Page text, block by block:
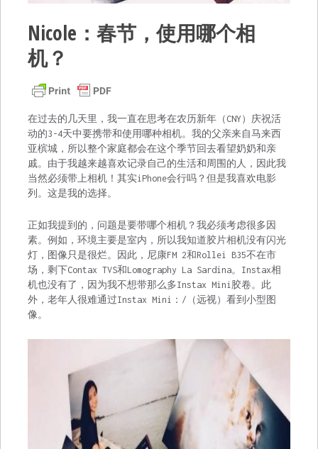
Nicole：春节，使用哪个相
机？
在过去的几天里，我一直在思考在农历新年（CNY）庆祝活
动的3-4天中要携带和使用哪种相机。我的父亲来自马来西
亚槟城，所以整个家庭都会在这个季节回去看望奶奶和亲
戚。由于我越来越喜欢记录自己的生活和周围的人，因此我
当然必须带上相机！其实iPhone会行吗？但是我喜欢电影
列。这是我的选择。
正如我提到的，问题是要带哪个相机？我必须考虑很多因
素。例如，环境主要是室内，所以我知道胶片相机没有闪光
灯，图像只是很烂。因此，尼康FM 2和Rollei B35不在市
场，剩下Contax TVS和Lomography La Sardina。Instax相
机也没有了，因为我不想带那么多Instax Mini胶卷。此
外，老年人很难通过Instax Mini：/（远视）看到小型图
像。